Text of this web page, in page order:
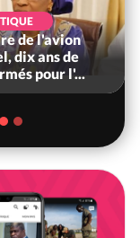
de l'avion
dix ans de
pour l'...